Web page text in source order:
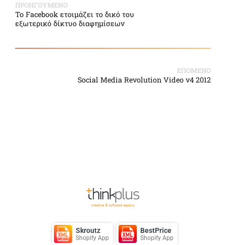
ΠΡΟΗΓΟΥΜΕΝΟ
Το Facebook ετοιμάζει το δικό του
εξωτερικό δίκτυο διαφημίσεων
ΕΠΟΜΕΝΟ
Social Media Revolution Video v4 2012
Skroutz
Shopify App
BestPrice
Shopify App